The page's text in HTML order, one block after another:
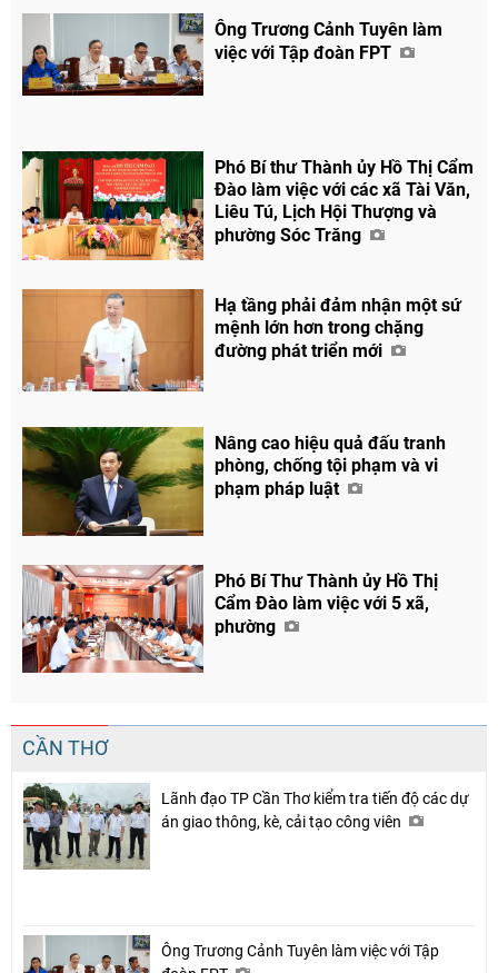
Ông Trương Cảnh Tuyên làm
việc với Tập đoàn FPT
Phó Bí thư Thành ủy Hồ Thị Cẩm
Đào làm việc với các xã Tài Văn,
Liêu Tú, Lịch Hội Thượng và
phường Sóc Trăng
Hạ tầng phải đảm nhận một sứ
mệnh lớn hơn trong chặng
đường phát triển mới
Nâng cao hiệu quả đấu tranh
phòng, chống tội phạm và vi
phạm pháp luật
Phó Bí Thư Thành ủy Hồ Thị
Cẩm Đào làm việc với 5 xã,
phường
CẦN THƠ
Lãnh đạo TP Cần Thơ kiểm tra tiến độ các dự
án giao thông, kè, cải tạo công viên
Ông Trương Cảnh Tuyên làm việc với Tập